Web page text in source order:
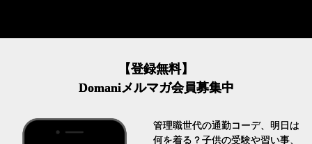
【登録無料】
Domaniメルマガ会員募集中
管理職世代の通勤コーデ、明日は
何を着る？子供の受験や習い事、